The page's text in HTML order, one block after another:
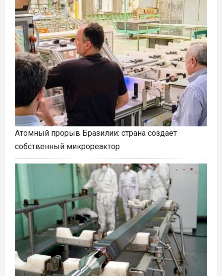
Атомный прорыв Бразилии: страна создает
собственный микрореактор